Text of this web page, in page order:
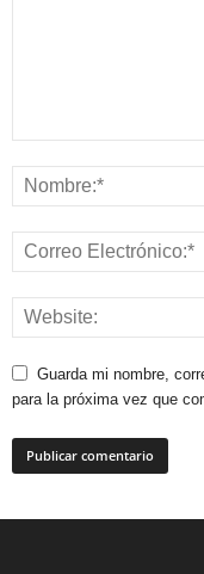
Guarda mi nombre,
para la próxima vez que